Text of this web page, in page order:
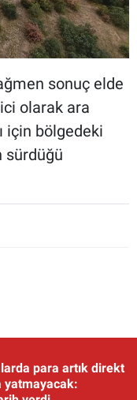
sonuç elde
olarak ara
için bölgedeki
sürdüğü
para artık direkt
yatmayacak: